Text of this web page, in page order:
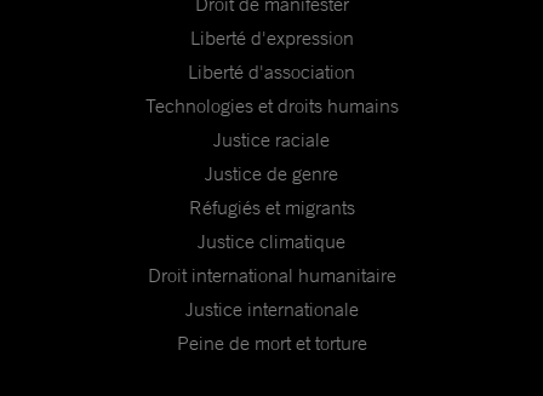
Liberté d'expression
Liberté d'association
Technologies et droits humains
Justice raciale
Justice de genre
Réfugiés et migrants
Justice climatique
Droit international humanitaire
Justice internationale
Peine de mort et torture